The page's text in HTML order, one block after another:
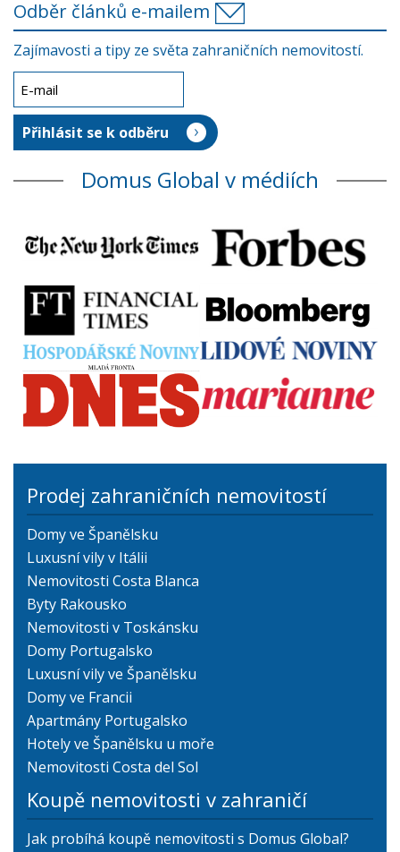
Odběr článků e-mailem
Zajímavosti a tipy ze světa zahraničních nemovitostí.
Domus Global v médiích
Prodej zahraničních nemovitostí
Domy ve Španělsku
Luxusní vily v Itálii
Nemovitosti Costa Blanca
Byty Rakousko
Nemovitosti v Toskánsku
Domy Portugalsko
Luxusní vily ve Španělsku
Domy ve Francii
Apartmány Portugalsko
Hotely ve Španělsku u moře
Nemovitosti Costa del Sol
Koupě nemovitosti v zahraničí
Jak probíhá koupě nemovitosti s Domus Global?